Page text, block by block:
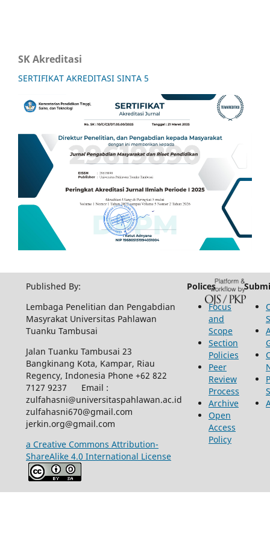
SK Akreditasi
SERTIFIKAT AKREDITASI SINTA 5
Published By:
Lembaga Penelitian dan Pengabdian
Masyrakat Universitas Pahlawan
Tuanku Tambusai
Jalan Tuanku Tambusai 23
Bangkinang Kota, Kampar, Riau
Regency, Indonesia Phone +62 822
7127 9237 Email :
zulfahasni@universitaspahlawan.ac.id
zulfahasni670@gmail.com
jerkin.org@gmail.com
a Creative Commons Attribution-
ShareAlike 4.0 International License
Polices
Focus
and
Scope
Section
Policies
Peer
Review
Process
Archive
Open
Access
Policy